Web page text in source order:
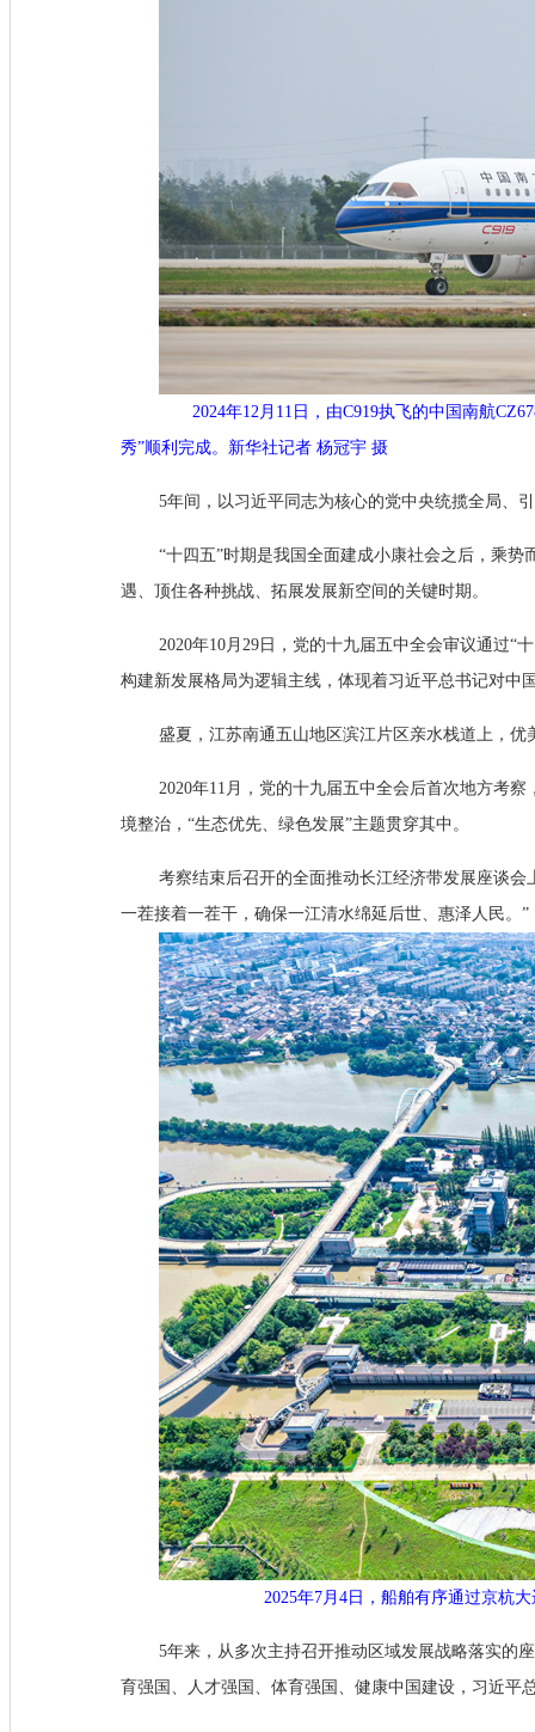
2024年12月11日，由C919执飞的中国南航
秀”顺利完成。新华社记者 杨冠宇 摄
5年间，以习近平同志为核心的党中央统揽全局
“十四五”时期是我国全面建成小康社会之后，乘
遇、顶住各种挑战、拓展发展新空间的关键时期。
2020年10月29日，党的十九届五中全会审议通过“
构建新发展格局为逻辑主线，体现着习近平总书记对中
盛夏，江苏南通五山地区滨江片区亲水栈道上，优
2020年11月，党的十九届五中全会后首次地方考
境整治，“生态优先、绿色发展”主题贯穿其中。
考察结束后召开的全面推动长江经济带发展座谈
一茬接着一茬干，确保一江清水绵延后世、惠泽人民。”
2025年7月4日，船舶有序通过京杭
5年来，从多次主持召开推动区域发展战略落实的
育强国、人才强国、体育强国、健康中国建设，习近平